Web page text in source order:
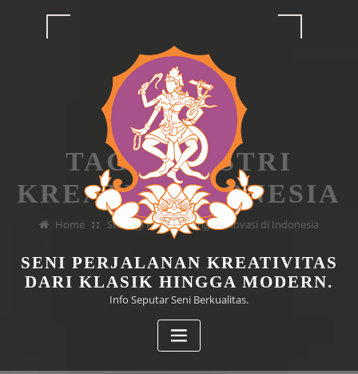
SENI PERJALANAN KREATIVITAS
DARI KLASIK HINGGA MODERN.
Info Seputar Seni Berkualitas.
TAG INDUSTRI
KREATIF INDONESIA
Home Strategi Pengembangan Inovasi di Indonesia